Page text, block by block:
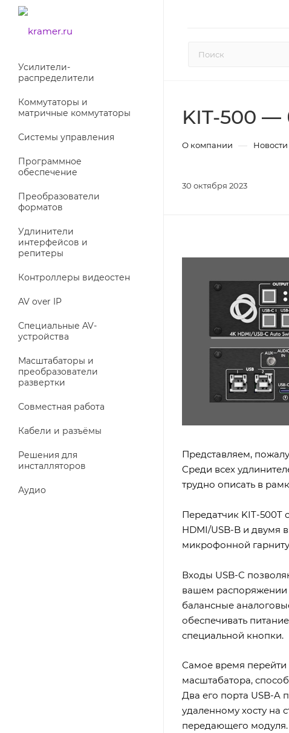
Усилители-
раcпределители
Коммутаторы и
матричные коммутаторы
Системы управления
Программное
обеспечение
Преобразователи
форматов
Удлинители
интерфейсов и
репитеры
Контроллеры видеостен
AV over IP
Специальные AV-
устройства
Масштабаторы и
преобразователи
развертки
Совместная работа
Кабели и разъёмы
Решения для
инсталляторов
Аудио
KIT-500 —
О компании — Новости
30 октября 2023
Представляем,
Cреди всех
трудно описать в
Передатчик KIT-
HDMI/USB-B и двумя
микрофонной
Входы USB-C
вашем распоряжении
балансные
обеспечивать
специальной кнопки.
Самое время перейти
масштабатора,
Два его порта USB-A
удаленному хосту на
передающего модуля.